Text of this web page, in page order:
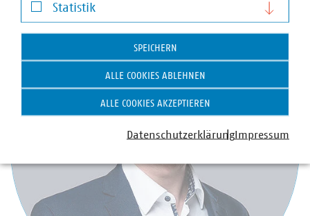
Statistik
Statistik
SPEICHERN
ALLE COOKIES ABLEHNEN
ALLE COOKIES AKZEPTIEREN
DatenschutzerklärungImpressum